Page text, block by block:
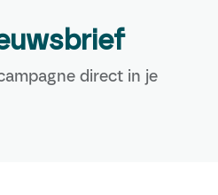
direct in je